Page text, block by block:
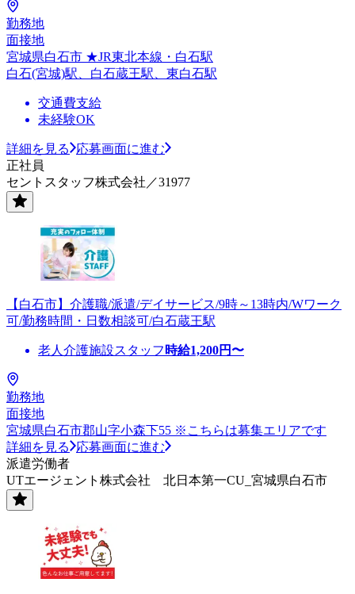
勤務地
面接地
宮城県白石市 ★JR東北本線・白石駅
白石(宮城)駅、白石蔵王駅、東白石駅
交通費支給
未経験OK
詳細を見る
応募画面に進む
正社員
セントスタッフ株式会社／31977
【白石市】介護職/派遣/デイサービス/9時～13時内/Wワーク
可/勤務時間・日数相談可/白石蔵王駅
老人介護施設スタッフ 時給1,200円〜
勤務地
面接地
宮城県白石市郡山字小森下55 ※こちらは募集エリアです
詳細を見る
応募画面に進む
派遣労働者
UTエージェント株式会社 北日本第一CU_宮城県白石市